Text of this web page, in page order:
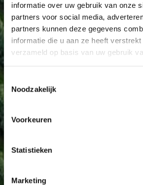
informatie over uw gebruik van onze
partners voor social media,
partners kunnen deze gegevens
informatie die u aan ze heeft
verzameld op basis van uw gebruik
Noodzakelijk
Voorkeuren
Statistieken
Marketing